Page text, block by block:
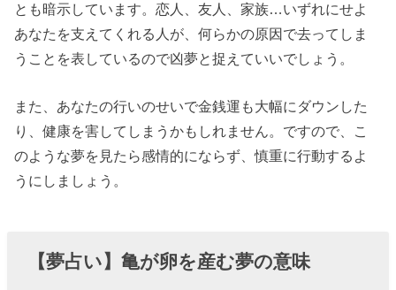
とも暗示しています。恋人、友人、家族…いずれにせよ
あなたを支えてくれる人が、何らかの原因で去ってしま
うことを表しているので凶夢と捉えていいでしょう。
また、あなたの行いのせいで金銭運も大幅にダウンした
り、健康を害してしまうかもしれません。ですので、こ
のような夢を見たら感情的にならず、慎重に行動するよ
うにしましょう。
【夢占い】亀が卵を産む夢の意味